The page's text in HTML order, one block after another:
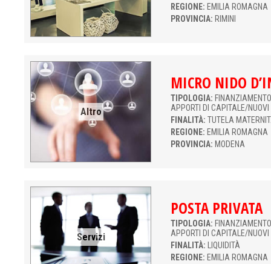
REGIONE: EMILIA ROMAGNA
PROVINCIA: RIMINI
Altro
MICRO NIDO
TIPOLOGIA:
APPORTI DI CAPITALE/NUOVI
FINALITÀ: TUTELA
REGIONE: EMILIA ROMAGNA
PROVINCIA: MODENA
Servizi
POSTA PRIVATA
TIPOLOGIA:
APPORTI DI CAPITALE/NUOVI
FINALITÀ:
LIQUIDITÀ
REGIONE: EMILIA ROMAGNA